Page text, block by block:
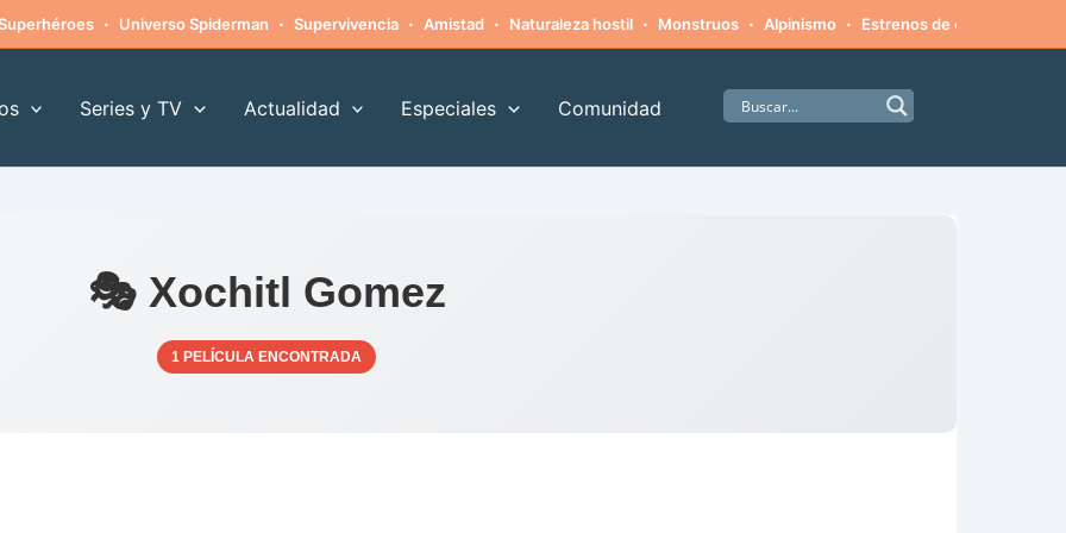
· Universo Spiderman · Supervivencia · Amistad · Naturaleza hostil · Monstruos · Alpinismo · Estrenos de cine
Series y TV Actualidad Especiales Comunidad
🎭 Xochitl Gomez
1 PELÍCULA ENCONTRADA